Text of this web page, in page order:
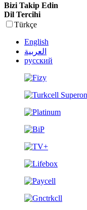
Bizi Takip Edin
Dil Tercihi
Türkçe
English
العربية
русский